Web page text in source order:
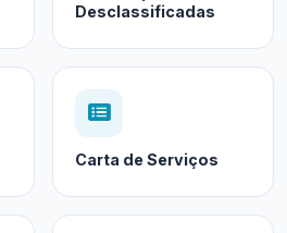
Desclassificadas
Carta de Serviços